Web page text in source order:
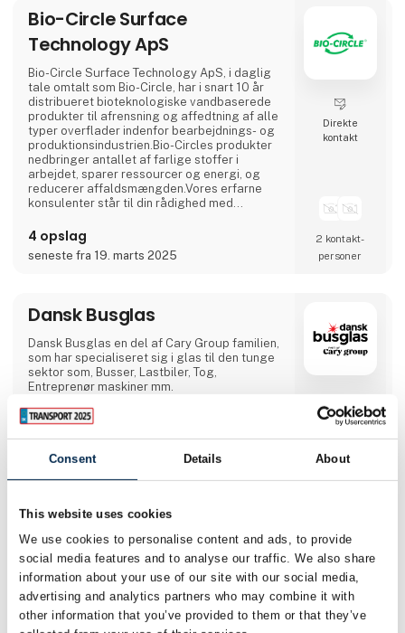
Consent Details About
This website uses cookies
We use cookies to personalise content and ads, to provide
social media features and to analyse our traffic. We also share
information about your use of our site with our social media,
advertising and analytics partners who may combine it with
other information that you’ve provided to them or that they’ve
flere. Vi lægger vægt på uddannelser af høj
Bio-Circle Surface
Technology ApS
Bio-Circle Surface Technology ApS, i daglig
tale omtalt som Bio-Circle, har i snart 10 år
distribueret bioteknologiske vandbaserede
produkter til afrensning og affedtning af alle
typer overflader indenfor bearbejdnings- og
produktionsindustrien.Bio-Circles produkter
nedbringer antallet af farlige stoffer i
arbejdet, sparer ressourcer og energi, og
reducerer affaldsmængden.Vores erfarne
konsulenter står til din rådighed med
ude i dit firma eller over telefonen, så du
sikres den mest optimale hjælp til dine
afrensningsopgaver.Kundernes eksisterende
4 opslag
seneste fra 19. marts 2025
Direkte
kontakt
2 kontakt­
personer
Dansk Busglas
Dansk Busglas en del af Cary Group familien,
som har specialiseret sig i glas til den tunge
sektor som, Busser, Lastbiler, Tog,
Entreprenør maskiner mm.
4 opslag
seneste fra 11. januar 2023
Direkte
Møde­booking
2 kontakt­
personer